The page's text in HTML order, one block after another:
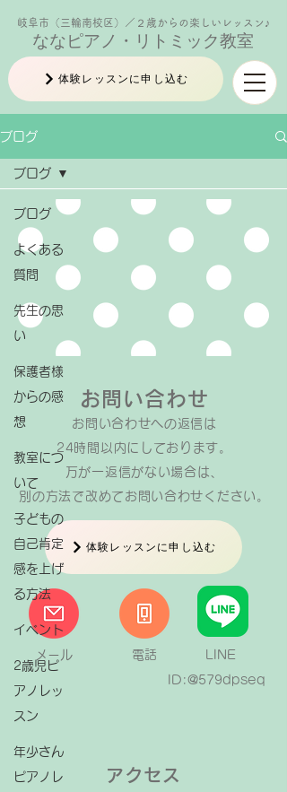
ななピアノ・リトミック教室
岐阜市（三輪南校区）／２歳からの楽しいレッスン♪
体験レッスンに申し込む
ブログ
ブログ
よくある
質問
先生の思
い
保護者様
からの感
想
教室につ
いて
子どもの
自己肯定
感を上げ
る方法
イベント
2歳児ピ
アノレッ
スン
年少さん
ピアノレ
ブログ
お問い合わせ
お問い合わせへの返信は​
24時間以内にしております。
万が一返信がない場合は、
​別の方法で改めてお問い合わせください。
体験レッスンに申し込む
メール 電話
LINE
ID:@579dpseq
アクセス